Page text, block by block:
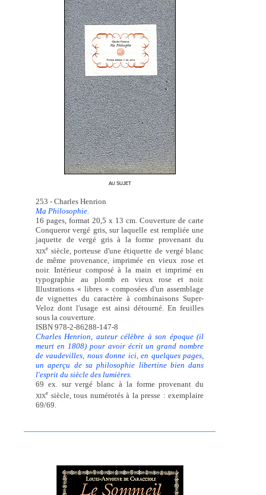
AU SUJET
253 - Charles Henrion
Ma Philosophie.
16 pages, format 20,5 x 13 cm. Couverture de carte
Conqueror vergé gris, sur laquelle est rempliée une
jaquette de vergé gris à la forme provenant du
XIXesiècle, porteuse d'une étiquette de vergé blanc
de même provenance, imprimée en vieux rose et
noir. Intérieur composé à la main et imprimé en
typographie au plomb en vieux rose et noir.
Illustrations « libres » composées d'un assemblage
de vignettes du caractère à combinaisons Super-
Veloz dont l'usage est ainsi détourné. En feuilles
sous la couverture.
ISBN 978-2-86288-147-8
Charles Henrion, auteur célèbre à son époque (il
meurt en 1808) pour avoir écrit un grand nombre
de vaudevilles, nous donne ici, en quelques pages,
un aperçu de sa philosophie libertine bien dans
l'esprit du siècle des lumières.
69 ex. sur vergé blanc à la forme provenant du
XIXesiècle, tous numérotés à la presse : exemplaire
69/69.